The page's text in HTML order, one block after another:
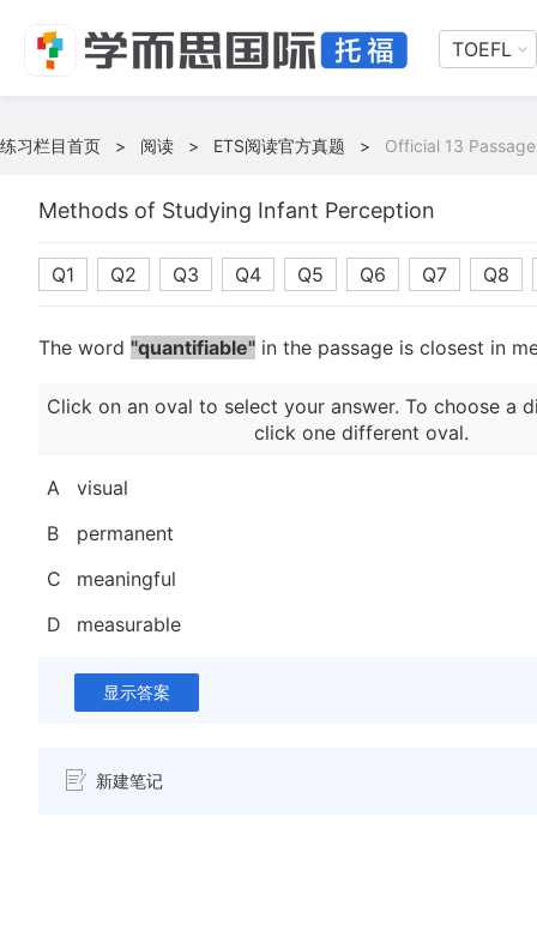
TOEFL
练习栏目首页 > 阅读 > ETS阅读官方真题 > Official 13
Methods of Studying Infant Perception
Q1 Q2 Q3 Q4 Q5 Q6 Q7 Q8
The word "quantifiable" in the passage is closest in
Click on an oval to select your answer. To choose a
click one different oval.
A
visual
B
permanent
C
meaningful
D
measurable
显示答案
新建笔记